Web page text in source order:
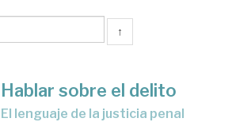
↑
Hablar sobre el delito
El lenguaje de la justicia penal